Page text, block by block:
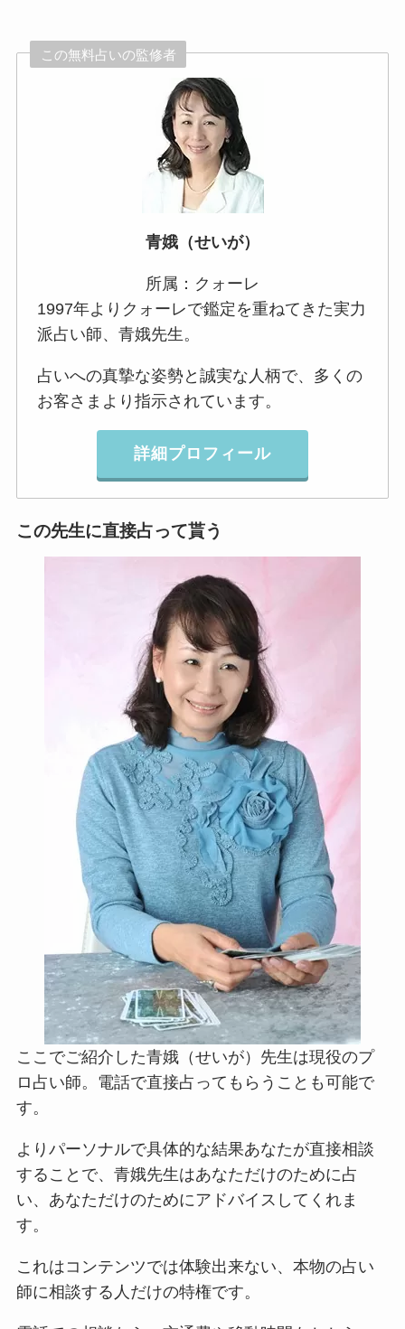
この無料占いの監修者
青娥（せいが）
所属：クォーレ
1997年よりクォーレで鑑定を重ねてきた実力
派占い師、青娥先生。
占いへの真摯な姿勢と誠実な人柄で、多くの
お客さまより指示されています。
詳細プロフィール
この先生に直接占って貰う
ここでご紹介した青娥（せいが）先生は現役のプ
ロ占い師。電話で直接占ってもらうことも可能で
す。
よりパーソナルで具体的な結果あなたが直接相談
することで、青娥先生はあなただけのために占
い、あなただけのためにアドバイスしてくれま
す。
これはコンテンツでは体験出来ない、本物の占い
師に相談する人だけの特権です。